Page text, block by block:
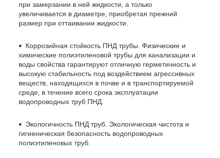
при замерзании в ней жидкости, а только
увеличивается в диаметре, приобретая прежний
размер при оттаивании жидкости.
Коррозийная стойкость ПНД трубы. Физические и
химические полиэтиленовой трубы для канализации и
воды свойства гарантируют отличную герметичность и
высокую стабильность под воздействием агрессивных
веществ, находящихся в почве и в транспортируемой
среде, в течение всего срока эксплуатации
водопроводных труб ПНД.
Экологичность ПНД труб. Экологическая чистота и
гигиеническая безопасность водопроводных
полиэтиленовых труб.